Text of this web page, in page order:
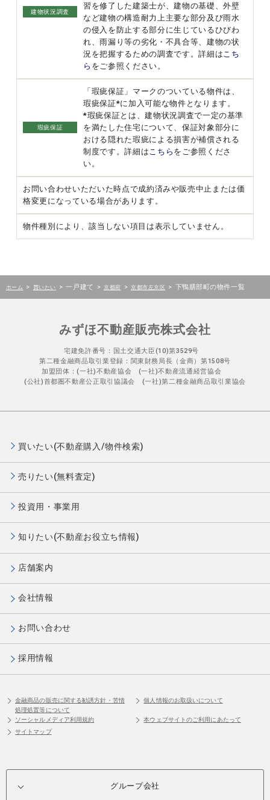
建物状況調査
習を修了した建築士が、建物の基礎、外壁
など建物の構造耐力上主要な部分及び雨水
の侵入を防止する部分に生じているひびわ
れ、雨漏り等の劣化・不具合等、建物の状
況を把握するための調査です。詳細は こち
ら をご参照ください。
瑕疵保証
「瑕疵保証」マークのついている物件は、
瑕疵保証*に加入可能な物件となります。
*瑕疵保証とは、建物状況調査で一定の基準
を満たした住宅について、保証対象部分に
おける隠れた瑕疵による損害が補償される
制度です。詳細は こちら をご参照くださ
い。
お問い合わせいただいた時点で成約済みや販売中止または価
格変更になっている場合があります。
物件種別により、該当しない項目は表示していません。
ホーム > 買いたい > 一戸建て > 京都府 > 京都市左京区 > 下鴨膳部町の物件一覧
みずほ不動産販売株式会社
宅建免許番号：国土交通大臣(10)第3529号
第二種金融商品取引業登録：関東財務局長（金商）第1508号
加盟団体：(一社)不動産協会 (一社)不動産流通経営協会
(公社)首都圏不動産公正取引協議会 (一社)第二種金融商品取引業協会
買いたい(不動産購入/物件検索)
売りたい(無料査定)
投資用・事業用
知りたい(不動産お役立ち情報)
店舗案内
会社情報
お問い合わせ
採用情報
金融商品の販売に関する勧誘方針・苦情
処理処置等について
個人情報のお取扱いについて
ソーシャルメディア利用規約
本ウェブサイトのご利用にあたって
サイトマップ
グループ会社